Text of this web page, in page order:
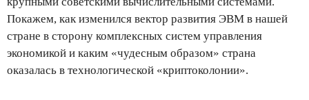
Покажем, как изменился вектор развития ЭВМ в нашей
стране в сторону комплексных систем управления
экономикой и каким «чудесным образом» страна
оказалась в технологической «криптоколонии».